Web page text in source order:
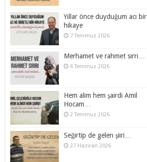
Yıllar önce duyduğum acı bir
hikaye
7 Temmuz 2026
Merhamet ve rahmet sırrı…
6 Temmuz 2026
Hem alim hem şairdi Amil
Hocam…
2 Temmuz 2026
Seğirtip de gelen şiiri…
27 Haziran 2026